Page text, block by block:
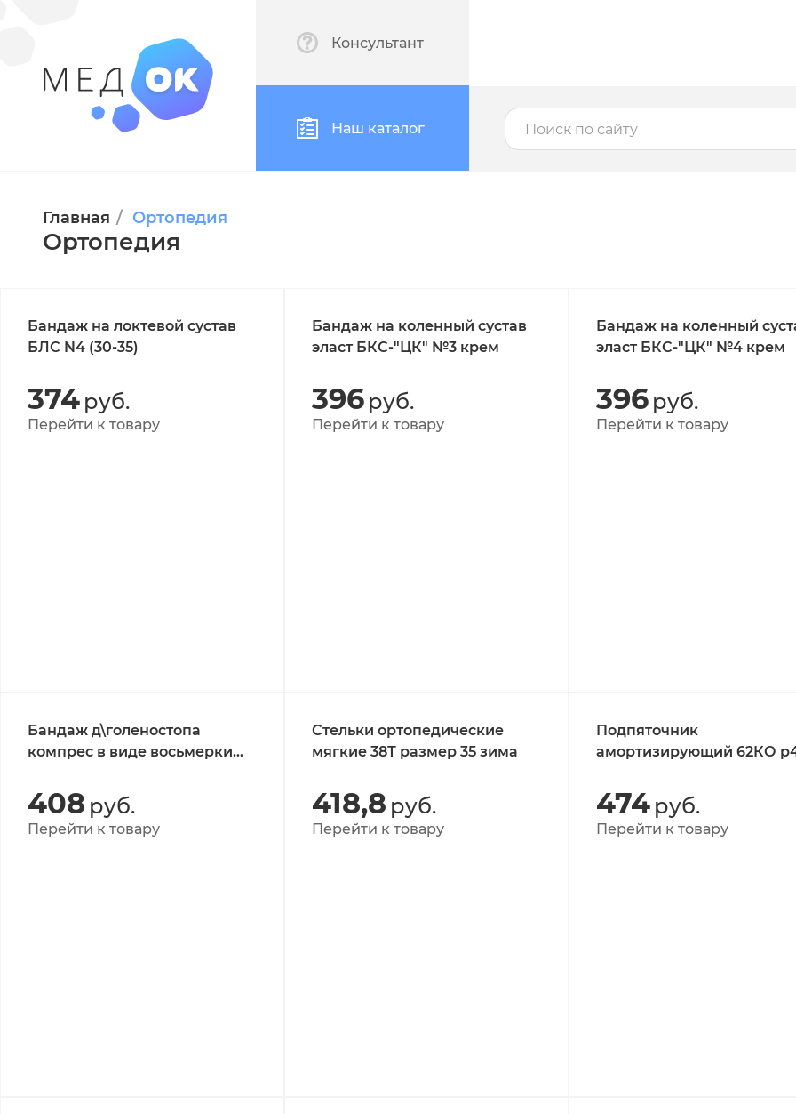
Консультант
Наш каталог
Главная Ортопедия
Ортопедия
Бандаж на локтевой сустав
БЛС N4 (30-35)
374 руб.
Перейти к товару
Бандаж на коленный сустав
эласт БКС-"ЦК" №3 крем
396 руб.
Перейти к товару
Бандаж на коленный
эласт БКС-"ЦК" №4 крем
396 руб.
Перейти к товару
Бандаж д\голеностопа
компрес в виде восьмерки
408 руб.
Перейти к товару
Стельки ортопедические
мягкие 38Т размер 35 зима
418,8 руб.
Перейти к товару
Подпяточник
амортизирующий 62КО
474 руб.
Перейти к товару